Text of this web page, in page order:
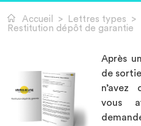
Je cherche un logement
Villes
Accueil > Lettres types
>
Restitution dépôt de garantie
Après
de
n’avez
vous